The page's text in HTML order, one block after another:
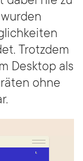
Trotzdem
Desktop als
ohne